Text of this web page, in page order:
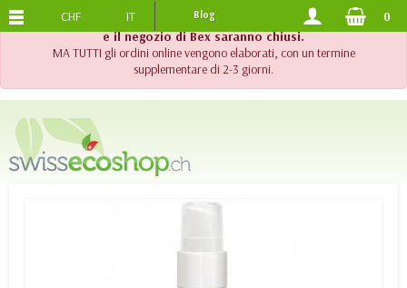
!! Importante !! Fino al 20 agosto 2026, l'assistenza telefonica
e il negozio di Bex saranno chiusi.
MA TUTTI gli ordini online vengono elaborati, con un termine
supplementare di 2-3 giorni.
SPEDIZIONE GRATUITADA 120.-
CHF IT Blog 0